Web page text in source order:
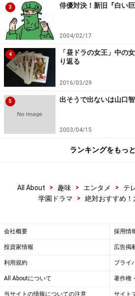
3 俳優対決！新旧『白い巨
2004/02/17
4
「昼ドラの女王」中の
り返る
2016/03/29
5 出そうで出ないは山口
2003/04/15
ランキングをもっ
All About > 趣味 > エンタメ > テ
学園ドラマ
> 絶対おすすめ
会社概要 採用情
投資家情報 広告掲
利用規約 プライ
All Aboutについて 著作権
当サイトの情報についての注意 サイト